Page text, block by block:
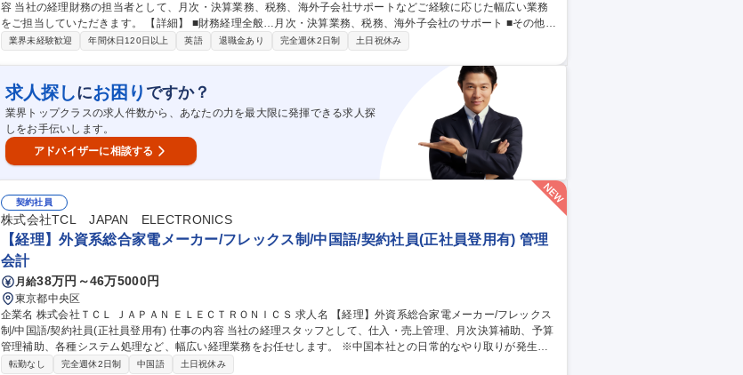
容 当社の経理財務の担当者として、月次・決算業務、税務、海外子会社サポートなどご経験に応じた幅広い業務
をご担当していただきます。 【詳細】 ■財務経理全般…月次・決算業務、税務、海外子会社のサポート ■その他…
各種プロジェクト対応、システム構築支援、海外事業の業績数値管理や統制強化 【業務に関する変更の範囲:当社
業界未経験歓迎 年間休日120日以上 英語 退職金あり 完全週休2日制 土日祝休み
求人探しにお困り ですか？
業界トップクラスの求人件数から、あなたの力を最大限に発揮できる求人探
しをお手伝いします。
アドバイザーに相談する
契約社員
株式会社TCL JAPAN ELECTRONICS
【経理】外資系総合家電メーカー/フレックス制/中国語/契約社員(正社員登用有) 管理
会計
月給38万円～46万5000円
東京都中央区
企業名 株式会社ＴＣＬ ＪＡＰＡＮ ＥＬＥＣＴＲＯＮＩＣＳ 求人名 【経理】外資系総合家電メーカー/フレックス
制/中国語/契約社員(正社員登用有) 仕事の内容 当社の経理スタッフとして、仕入・売上管理、月次決算補助、予算
管理補助、各種システム処理など、幅広い経理業務をお任せします。 ※中国本社との日常的なやり取りが発生し
ます。 ■仕入関連業務：仕入データの確認、システム承認、請求内容との照合、差異確認など■売上関連業務：売
転勤なし 完全週休2日制 中国語 土日祝休み